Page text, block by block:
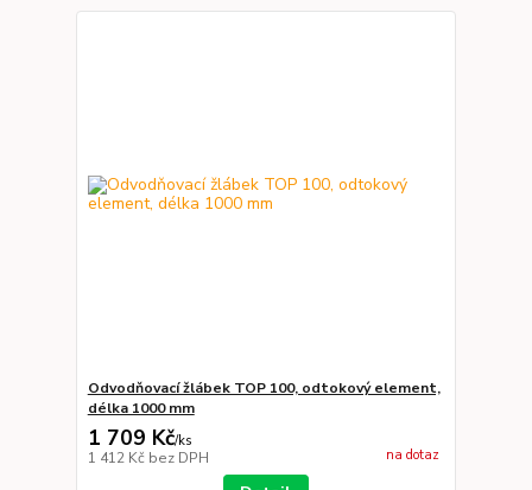
Odvodňovací žlábek TOP 100, odtokový element,
délka 1000 mm
1 709 Kč/ks
1 412 Kč bez DPH na dotaz